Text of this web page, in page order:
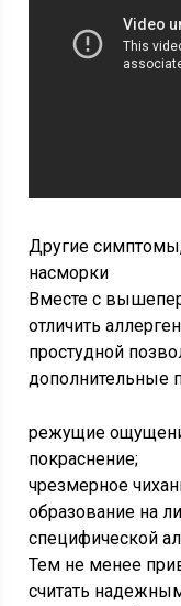
Другие
насморки
Вместе с
отличить
простудной
дополнительные
режущие
покраснение;
чрезмерное
образование на
специфической
Тем не менее
считать